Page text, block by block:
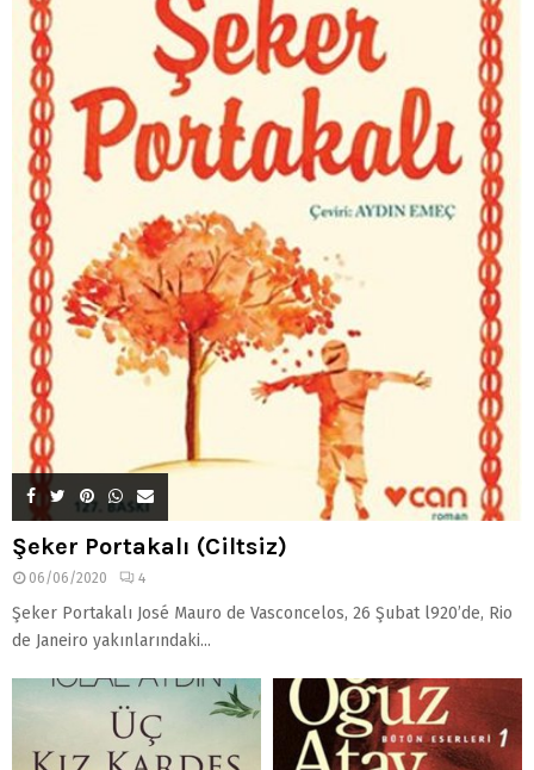
Şeker Portakalı (Ciltsiz)
06/06/2020 4
Şeker Portakalı José Mauro de Vasconcelos, 26 Şubat l920’de, Rio
de Janeiro yakınlarındaki...